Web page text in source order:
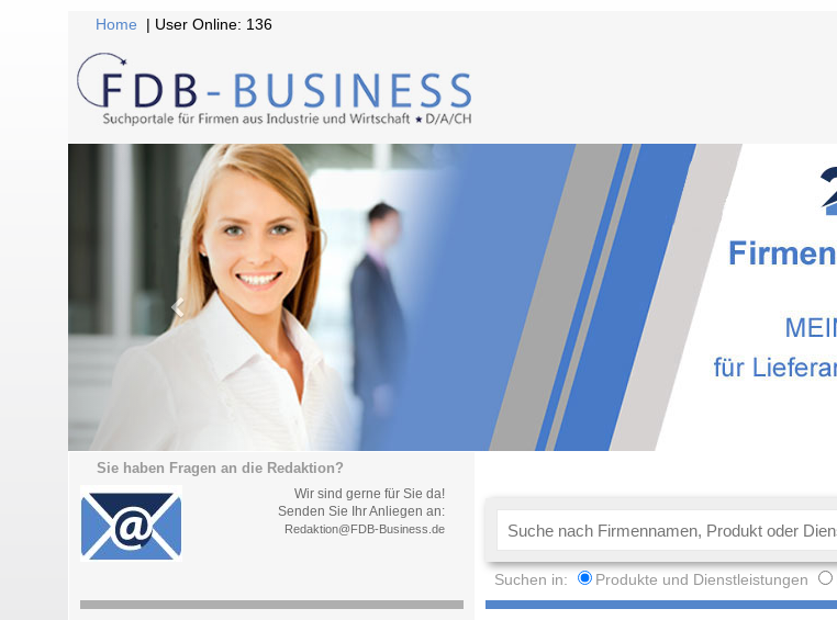
Home | User Online: 136
Sie haben Fragen an die Redaktion?
Wir sind gerne für Sie da!
Senden Sie Ihr Anliegen an:
Redaktion@FDB-Business.de
Suchen in: Produkte und Dienstleistungen